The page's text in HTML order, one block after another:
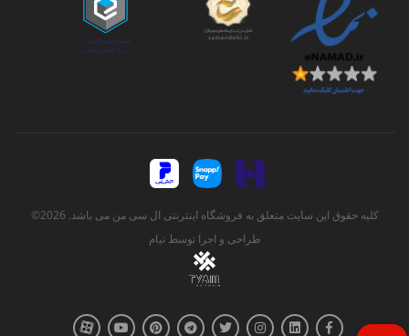
کلیه حقوق این سایت متعلق به فروشگاه اینترنتی ال سی من می باشد. 2026©
طراحی و اجرا توسطتیام